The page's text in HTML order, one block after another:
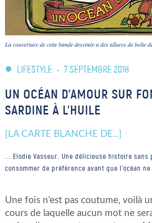
La couverture de cette bande dessinée a des allures de boîte
LIFESTYLE • 7 SEPTEMBRE 2018
UN OCÉAN D’AMOUR SUR
SARDINE À L’HUILE
[LA CARTE BLANCHE DE...]
... Elodie Vasseur. Une délicieuse histoire sans
consommer de préférence avant que l’océan
Une fois n’est pas coutume, voilà
cours de laquelle aucun mot ne